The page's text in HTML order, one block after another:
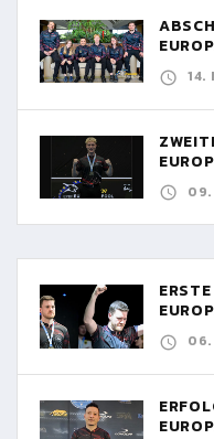
14.
09.
06.